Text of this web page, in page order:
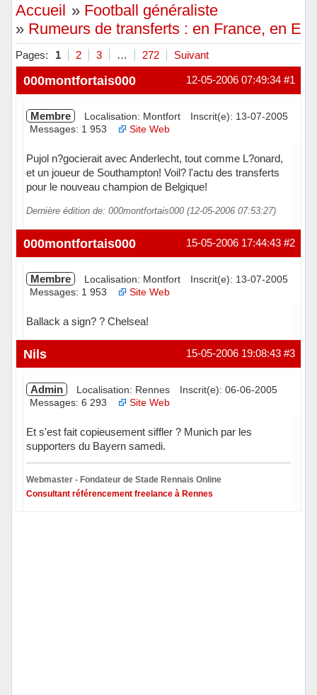
Accueil » Football généraliste
» Rumeurs de transferts : en France, en
Pages: 1 2 3 … 272 Suivant
#1
12-05-2006 07:49:34
000montfortais000
Membre Localisation: Montfort
Inscrit(e): 13-07-2005
Messages: 1 953
Site Web
Pujol n?gocierait avec Anderlecht, tout comme L?onard,
et un joueur de Southampton! Voil? l'actu des transferts
pour le nouveau champion de Belgique!
Dernière édition de: 000montfortais000 (12-05-2006 07:53:27)
Hors ligne #2
15-05-2006 17:44:43
000montfortais000
Membre Localisation: Montfort
Inscrit(e): 13-07-2005
Messages: 1 953
Site Web
Ballack a sign? ? Chelsea!
Hors ligne #3
15-05-2006 19:08:43
Nils
Admin Localisation: Rennes
Inscrit(e): 06-06-2005
Messages: 6 293
Site Web
Et s'est fait copieusement siffler ? Munich par les
supporters du Bayern samedi.
Webmaster - Fondateur de Stade Rennais Online
Consultant référencement freelance à Rennes